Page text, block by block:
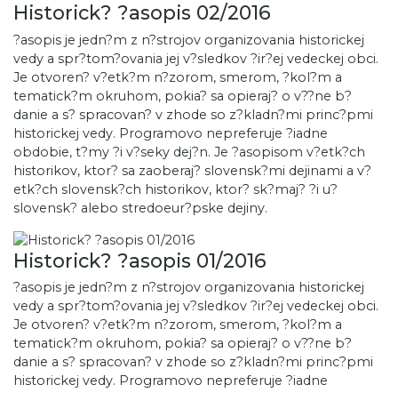
Historick? ?asopis 02/2016
?asopis je jedn?m z n?strojov organizovania historickej
vedy a spr?tom?ovania jej v?sledkov ?ir?ej vedeckej obci.
Je otvoren? v?etk?m n?zorom, smerom, ?kol?m a
tematick?m okruhom, pokia? sa opieraj? o v??ne b?
danie a s? spracovan? v zhode so z?kladn?mi princ?pmi
historickej vedy. Programovo nepreferuje ?iadne
obdobie, t?my ?i v?seky dej?n. Je ?asopisom v?etk?ch
historikov, ktor? sa zaoberaj? slovensk?mi dejinami a v?
etk?ch slovensk?ch historikov, ktor? sk?maj? ?i u?
slovensk? alebo stredoeur?pske dejiny.
Historick? ?asopis 01/2016
?asopis je jedn?m z n?strojov organizovania historickej
vedy a spr?tom?ovania jej v?sledkov ?ir?ej vedeckej obci.
Je otvoren? v?etk?m n?zorom, smerom, ?kol?m a
tematick?m okruhom, pokia? sa opieraj? o v??ne b?
danie a s? spracovan? v zhode so z?kladn?mi princ?pmi
historickej vedy. Programovo nepreferuje ?iadne